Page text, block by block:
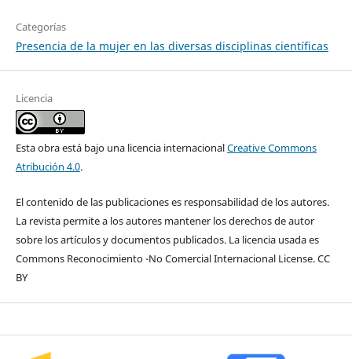
Categorías
Presencia de la mujer en las diversas disciplinas científicas
Licencia
Esta obra está bajo una licencia internacionalCreative Commons
Atribución 4.0.
El contenido de las publicaciones es responsabilidad de los autores.
La revista permite a los autores mantener los derechos de autor
sobre los artículos y documentos publicados. La licencia usada es
Commons Reconocimiento -No Comercial Internacional License. CC
BY